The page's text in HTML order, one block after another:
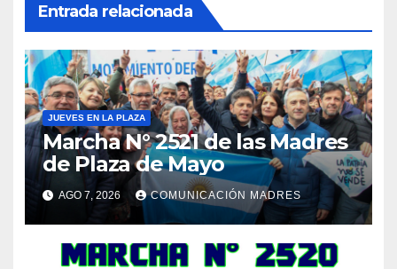
Entrada relacionada
JUEVES EN LA PLAZA
Marcha N° 2521 de las Madres
de Plaza de Mayo
AGO 7, 2026 COMUNICACIÓN MADRES